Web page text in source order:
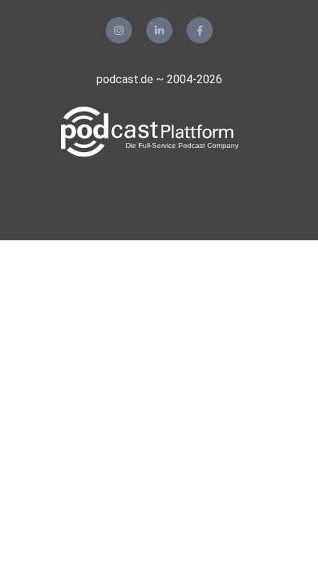
podcast.de ~ 2004-2026